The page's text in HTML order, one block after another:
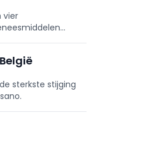
vier
sterkste stijging